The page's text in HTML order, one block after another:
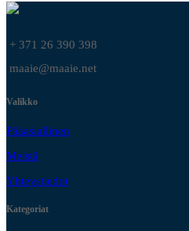
+ 371 26 390 398
maaie@maaie.net
Valikko
Pääasiallinen
Meistä
Yhteystiedot
Kategoriat